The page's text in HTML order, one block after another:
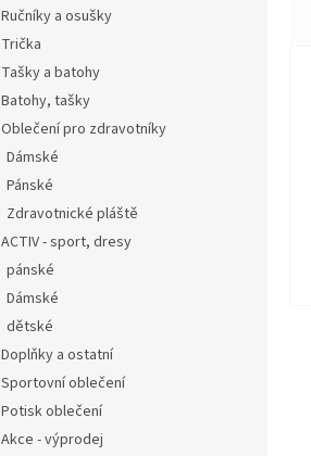
Ručníky a osušky
Trička
Tašky a batohy
Batohy, tašky
Oblečení pro zdravotníky
Dámské
Pánské
Zdravotnické pláště
ACTIV - sport, dresy
pánské
Dámské
dětské
Doplňky a ostatní
Sportovní oblečení
Potisk oblečení
Akce - výprodej